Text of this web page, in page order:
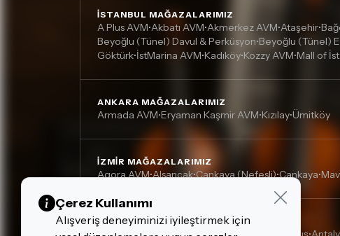
İSTANBUL MAĞAZALARIMIZ
A Plus AVM•Akbatı AVM•Akmerkez AVM•Ataşehir•
Beyoğlu (Tünel) Davul & Perküsyon•Beyoğlu (Tünel)
Göktürk•İstMarina AVM•Kadıköy•Kozzy AVM•Mall of
ANKARA MAĞAZALARIMIZ
Armada AVM•Eryaman Kaşmir AVM•Kızılay•Ümitköy
İZMIR MAĞAZALARIMIZ
Agora AVM•Alsancak•Çankaya (Nefesli)•Çankaya•
DIĞER MAĞAZALARIMIZ
• •
Çerez Kullanımı
Alışveriş deneyiminizi iyileştirmek için